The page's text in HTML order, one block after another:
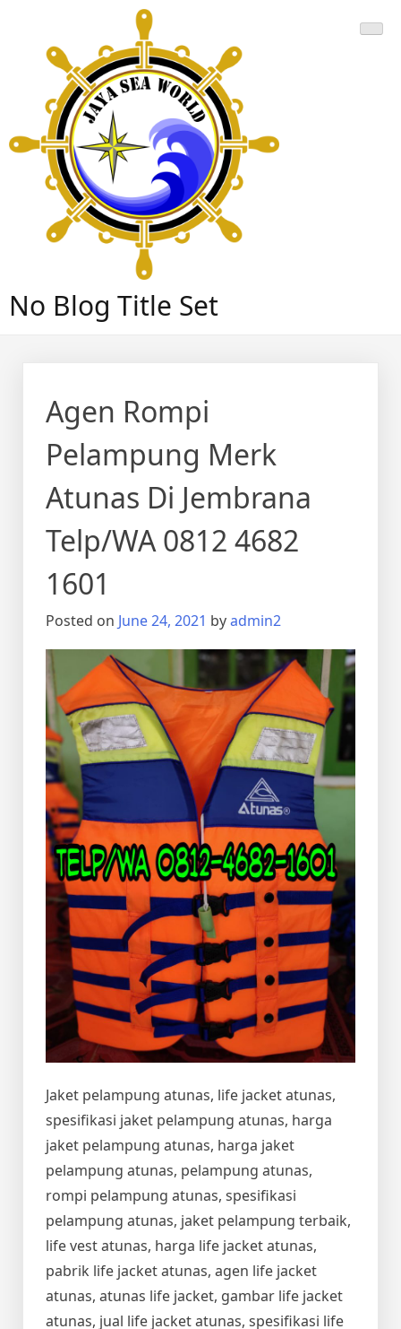
content
No Blog Title Set
Agen Rompi
Pelampung Merk
Atunas Di Jembrana
Telp/WA 0812 4682
1601
Posted on June 24, 2021 byadmin2
Jaket pelampung atunas, life jacket atunas,
spesifikasi jaket pelampung atunas, harga
jaket pelampung atunas, harga jaket
pelampung atunas, pelampung atunas,
rompi pelampung atunas, spesifikasi
pelampung atunas, jaket pelampung terbaik,
life vest atunas, harga life jacket atunas,
pabrik life jacket atunas, agen life jacket
atunas, atunas life jacket, gambar life jacket
atunas, jual life jacket atunas, spesifikasi life